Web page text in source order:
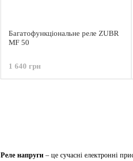
Реле напруги – це сучасні електронні
Багатофункціональне реле ZUBR
MF 50
1 640 грн